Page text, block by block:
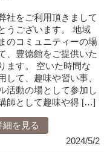
社をご利用頂きまして
うございます。 地域
のコミュニティーの場
、豊徳館をご提供いた
ます。 空いた時間な
して、趣味や習い事、
活動の場として参加し
師として趣味や得 […]
細を見る
2024/5/2